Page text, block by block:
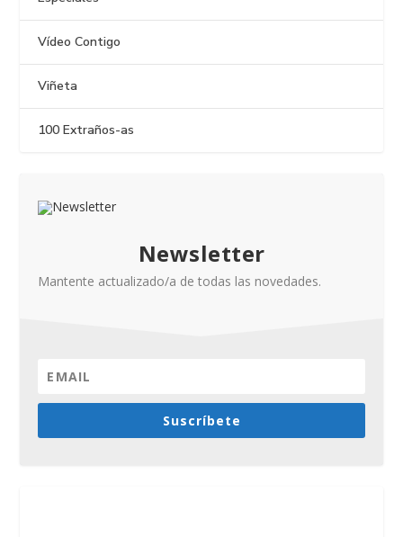
Vídeo Contigo
Viñeta
100 Extraños-as
Newsletter
Mantente actualizado/a de todas las novedades.
Suscríbete